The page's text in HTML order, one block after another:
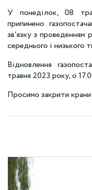
У понеділок, 08
припинено
зв'язку з проведенням
середнього і низького
Відновлення
травня 2023 року, о
Просимо закрити